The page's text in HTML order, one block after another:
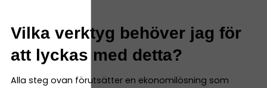
Vilka verktyg behöver jag för
att lyckas med detta?
Alla steg ovan förutsätter en ekonomilösning som